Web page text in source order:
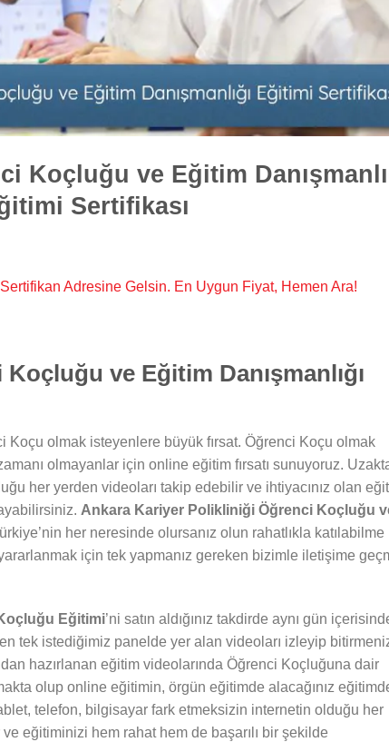
Koçluğu ve Eğitim
Sertifikası
Adresine Gelsin. En Uygun Fiyat, Hemen Ara!
ve Eğitim Danışmanlığı
olmak isteyenlere büyük fırsat. Öğrenci Koçu olmak
olmayanlar için online eğitim fırsatı sunuyoruz.
her yerden videoları takip edebilir ve ihtiyacınız olan
Ankara Kariyer Polikliniği Öğrenci Koçluğu
her neresinde olursanız olun rahatlıkla katılabilme
için tek yapmanız gereken bizimle iletişime
Eğitimi’ni satın aldığınız takdirde aynı gün
tek istediğimiz panelde yer alan videoları izleyip
hazırlanan eğitim videolarında Öğrenci Koçluğuna dair
olup online eğitimin, örgün eğitimde alacağınız
telefon, bilgisayar fark etmeksizin internetin olduğu her
eğitiminizi hem rahat hem de başarılı bir şekilde